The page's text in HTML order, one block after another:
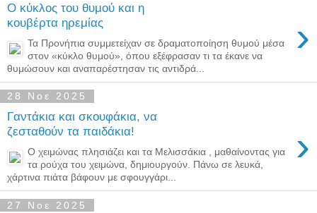
Ο κύκλος του θυμού και η
κουβέρτα ηρεμίας
›
Τα Προνήπια συμμετείχαν σε δραματοποίηση θυμού μέσα
στον «κύκλο θυμού», όπου εξέφρασαν τι τα έκανε να
θυμώσουν και αναπαρέστησαν τις αντιδρά...
28 Νοε 2025
Γαντάκια και σκουφάκια, να
ζεσταθούν τα παιδάκια!
›
Ο χειμώνας πλησιάζει και τα Μελισσάκια , μαθαίνοντας για
τα ρούχα του χειμώνα, δημιουργούν. Πάνω σε λευκά,
χάρτινα πιάτα βάφουν με σφουγγάρι...
27 Νοε 2025